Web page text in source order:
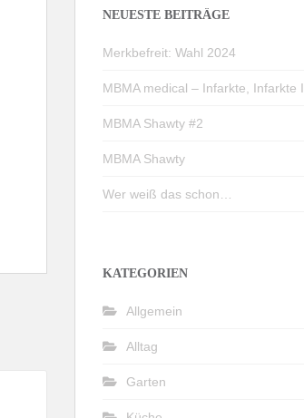
NEUESTE BEITRÄGE
Merkbefreit: Wahl 2024
MBMA medical – Infarkte, Infarkte I
MBMA Shawty #2
MBMA Shawty
Wer weiß das schon…
KATEGORIEN
Allgemein
Alltag
Garten